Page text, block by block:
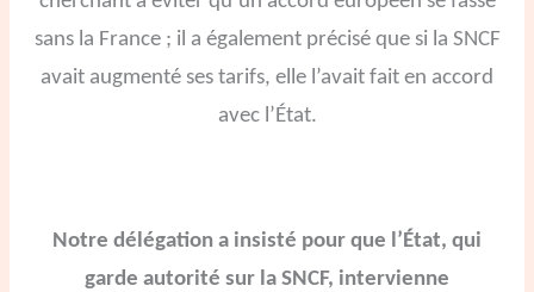
sans la France ; il a également précisé que si la SNCF
avait augmenté ses tarifs, elle l’avait fait en accord
avec l’État.
Notre délégation a insisté pour que l’État, qui
garde autorité sur la SNCF, intervienne